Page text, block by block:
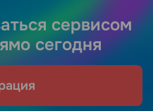
сервисом
сегодня